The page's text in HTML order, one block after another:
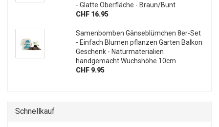
- Glatte Oberfläche - Braun/Bunt
CHF 16.95
Samenbomben Gänseblümchen 8er-Set
- Einfach Blumen pflanzen Garten Balkon
Geschenk - Naturmaterialien
handgemacht Wuchshöhe 10cm
CHF 9.95
Schnellkauf